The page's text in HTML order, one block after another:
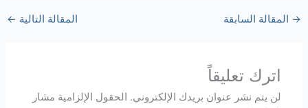
→ المقالة السابقة المقالة التالية ←
اترك تعليقاً
لن يتم نشر عنوان بريدك الإلكتروني. الحقول الإلزامية مشار